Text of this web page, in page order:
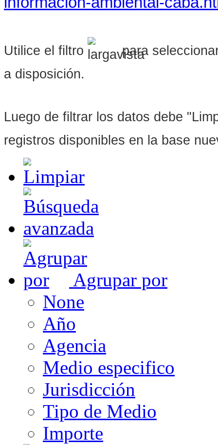
Utilice el filtro
para
a disposición.
Luego de filtrar los datos debe
registros disponibles en la base
Agrupar por
None
Año
Agencia
Medio especifico
Jurisdicción
Tipo de Medio
Importe